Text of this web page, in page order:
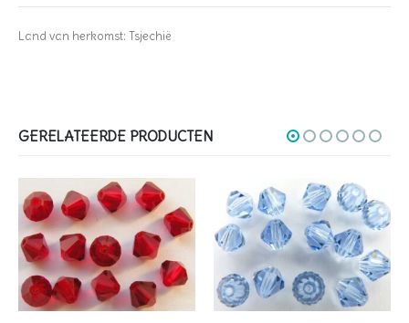
Land van herkomst: Tsjechië
GERELATEERDE PRODUCTEN